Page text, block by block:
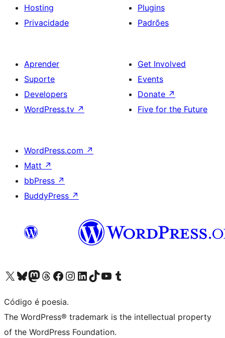
Hosting
Privacidade
Plugins
Padrões
Aprender
Suporte
Developers
WordPress.tv ↗
Get Involved
Events
Donate ↗
Five for the Future
WordPress.com ↗
Matt ↗
bbPress ↗
BuddyPress ↗
Visite a nossa conta X (antigo Twitter)
Visit our Bluesky account
Visit our Mastodon account
Visit our Threads account
Visite a nossa página do Facebook
Visite a nossa conta no Instagram
Visite a nossa conta no LinkedIn
Visit our TikTok account
Visit our YouTube channel
Visit our Tumblr account
Código é poesia.
The WordPress® trademark is the intellectual property
of the WordPress Foundation.